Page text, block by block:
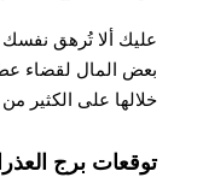
عليك ألا تُرهق
بعض المال لقضاء
خلالها على الكثير
توقعات برج